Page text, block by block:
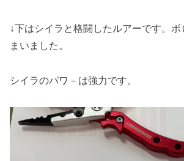
↓下はシイラと格闘したルアーです。
まいました。
シイラのパワ－は強力です。